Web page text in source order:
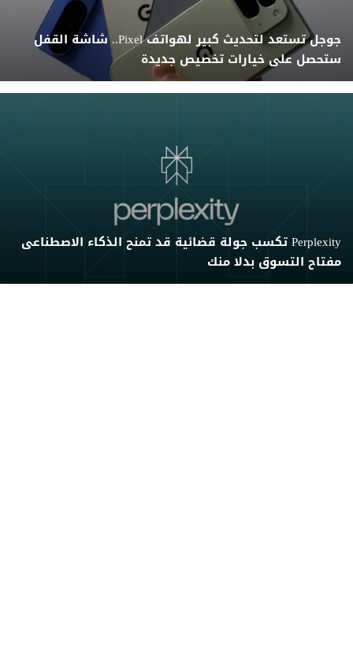
جوجل تستعد لتحديث كبير لهواتف Pixel.. شاشة القفل
ستحصل على خيارات تخصيص جديدة
Perplexity تكسب جولة قضائية قد تمنح الذكاء الاصطناعى
مفتاح التسوق بدلا منك